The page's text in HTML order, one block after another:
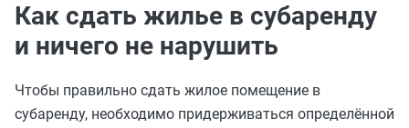
Как сдать жилье в субаренду
и ничего не нарушить
Чтобы правильно сдать жилое помещение в
субаренду, необходимо придерживаться определённой